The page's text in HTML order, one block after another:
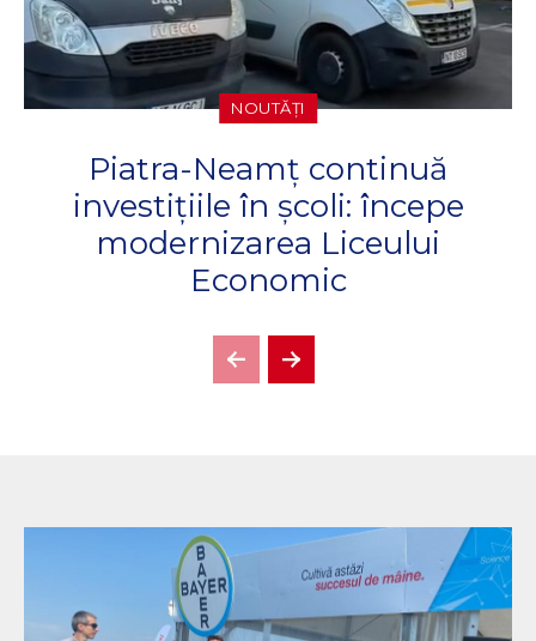
NOUTĂȚI
Piatra-Neamț continuă
investițiile în școli: începe
modernizarea Liceului
Economic